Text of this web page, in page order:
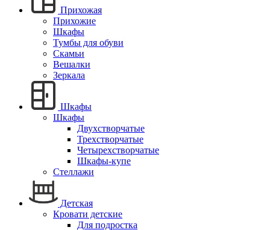
Прихожая
Прихожие
Шкафы
Тумбы для обуви
Скамьи
Вешалки
Зеркала
Шкафы
Шкафы
Двухстворчатые
Трехстворчатые
Четырехстворчатые
Шкафы-купе
Стеллажи
Детская
Кровати детские
Для подростка